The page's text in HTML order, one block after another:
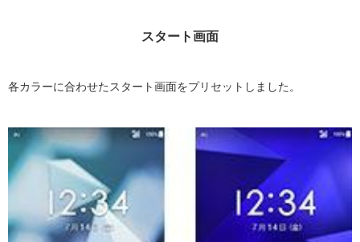
スタート画面
各カラーに合わせたスタート画面をプリセットしました。